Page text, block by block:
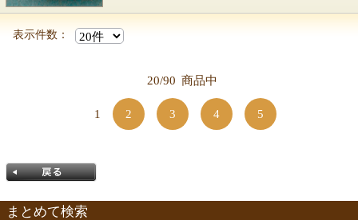
表示件数：
20/90 商品中
1 2 3 4 5
まとめて検索